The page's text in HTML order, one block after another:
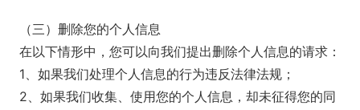
（三）删除您的个人信息
在以下情形中，您可以向我们提出删除个人信息的请求：
1、如果我们处理个人信息的行为违反法律法规；
2、如果我们收集、使用您的个人信息，却未征得您的同